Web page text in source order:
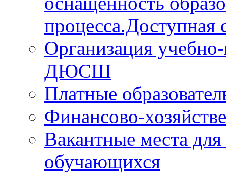
процесса.Доступная
Организация
ДЮСШ
Платные
Финансово-
Вакантные места
обучающихся